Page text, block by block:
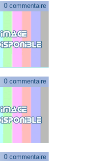
0 commentaire
0 commentaire
0 commentaire